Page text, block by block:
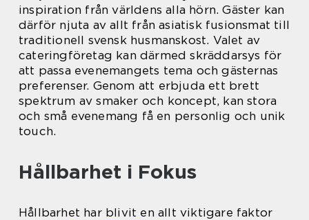
inspiration från världens alla hörn. Gäster kan
därför njuta av allt från asiatisk fusionsmat till
traditionell svensk husmanskost. Valet av
cateringföretag kan därmed skräddarsys för
att passa evenemangets tema och gästernas
preferenser. Genom att erbjuda ett brett
spektrum av smaker och koncept, kan stora
och små evenemang få en personlig och unik
touch.
Hållbarhet i Fokus
Hållbarhet har blivit en allt viktigare faktor